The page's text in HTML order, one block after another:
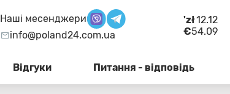
Наші месенджери
info@poland24.com.ua
'zł12.12
€54.09
Відгуки Питання - відповідь